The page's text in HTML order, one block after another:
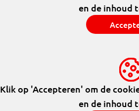
en de inhoud
Klik op 'Accepteren' om de
en de inhoud